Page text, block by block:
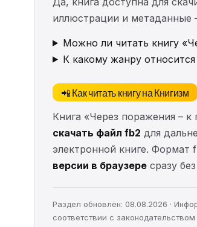
иллюстрации и метаданные
Можно ли читать книгу
К какому жанру
📲 Как читать книгу на Книгизм
Книга «Через поражения –
скачать файл fb2 для
электронной книге. Формат
версии в браузере сразу
Раздел обновлён: 08.08.2026 ·
соответствии с